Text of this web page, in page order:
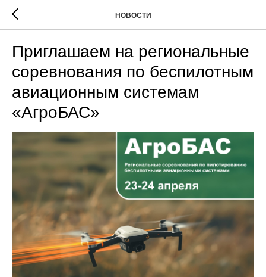
НОВОСТИ
Приглашаем на региональные
соревнования по беспилотным
авиационным системам
«АгроБАС»